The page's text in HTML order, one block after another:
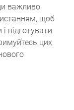
важливо
щоб
підготувати
цих